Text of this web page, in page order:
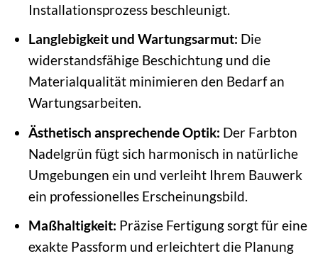
Installationsprozess beschleunigt.
Langlebigkeit und Wartungsarmut: Die
widerstandsfähige Beschichtung und die
Materialqualität minimieren den Bedarf an
Wartungsarbeiten.
Ästhetisch ansprechende Optik: Der Farbton
Nadelgrün fügt sich harmonisch in natürliche
Umgebungen ein und verleiht Ihrem Bauwerk
ein professionelles Erscheinungsbild.
Maßhaltigkeit: Präzise Fertigung sorgt für eine
exakte Passform und erleichtert die Planung